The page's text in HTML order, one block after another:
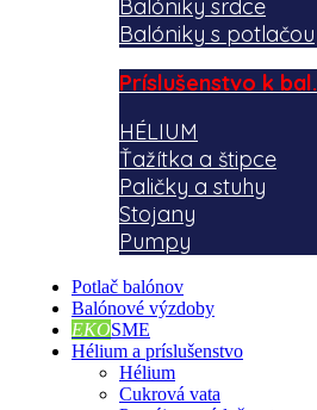
Balóniky srdce
Balóniky s potlačou
Príslušenstvo k bal.
HÉLIUM
Ťažítka a štipce
Paličky a stuhy
Stojany
Pumpy
Potlač balónov
Balónové výzdoby
EKOSME
Hélium a príslušenstvo
Hélium
Cukrová vata